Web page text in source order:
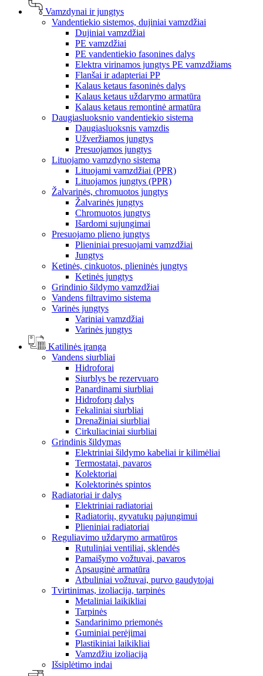
Vamzdynai ir jungtys
Vandentiekio sistemos, dujiniai vamzdžiai
Dujiniai vamzdžiai
PE vamzdžiai
PE vandentiekio fasonines dalys
Elektra virinamos jungtys PE vamzdžiams
Flanšai ir adapteriai PP
Kalaus ketaus fasoninės dalys
Kalaus ketaus uždarymo armatūra
Kalaus ketaus remontinė armatūra
Daugiasluoksnio vandentiekio sistema
Daugiasluoksnis vamzdis
Užveržiamos jungtys
Presuojamos jungtys
Lituojamo vamzdyno sistema
Lituojami vamzdžiai (PPR)
Lituojamos jungtys (PPR)
Žalvarinės, chromuotos jungtys
Žalvarinės jungtys
Chromuotos jungtys
Išardomi sujungimai
Presuojamo plieno jungtys
Plieniniai presuojami vamzdžiai
Jungtys
Ketinės, cinkuotos, plieninės jungtys
Ketinės jungtys
Grindinio šildymo vamzdžiai
Vandens filtravimo sistema
Varinės jungtys
Variniai vamzdžiai
Varinės jungtys
Katilinės įranga
Vandens siurbliai
Hidroforai
Siurblys be rezervuaro
Panardinami siurbliai
Hidroforų dalys
Fekaliniai siurbliai
Drenažiniai siurbliai
Cirkuliaciniai siurbliai
Grindinis šildymas
Elektriniai šildymo kabeliai ir kilimėliai
Termostatai, pavaros
Kolektoriai
Kolektorinės spintos
Radiatoriai ir dalys
Elektriniai radiatoriai
Radiatorių, gyvatukų pajungimui
Plieniniai radiatoriai
Reguliavimo uždarymo armatūros
Rutuliniai ventiliai, sklendės
Pamaišymo vožtuvai, pavaros
Apsauginė armatūra
Atbuliniai vožtuvai, purvo gaudytojai
Tvirtinimas, izoliacija, tarpinės
Metaliniai laikikliai
Tarpinės
Sandarinimo priemonės
Guminiai perėjimai
Plastikiniai laikikliai
Vamzdžiu izoliacija
Išsiplėtimo indai